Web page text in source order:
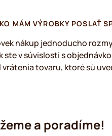
MÁM VÝROBKY POSLAŤ
nákup jednoducho
ste v súvislosti s
tovaru, ktoré sú
a poradíme!